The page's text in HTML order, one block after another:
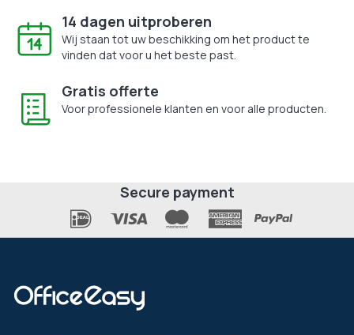
14 dagen uitproberen
Wij staan tot uw beschikking om het product te
vinden dat voor u het beste past.
Gratis offerte
Voor professionele klanten en voor alle producten.
Secure payment